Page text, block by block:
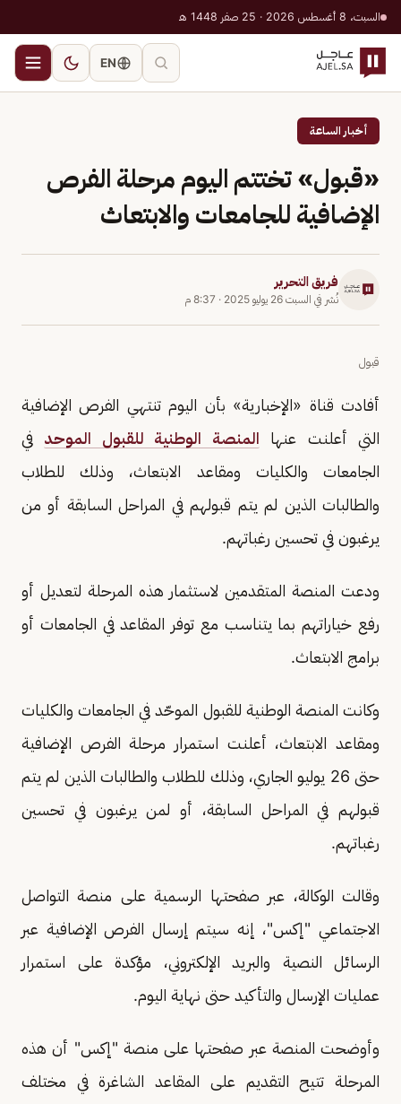
السبت، 8 أغسطس 2026 · 25 صفر 1448 هـ
EN
أخبار الساعة
«قبول» تختتم اليوم مرحلة الفرص
الإضافية للجامعات والابتعاث
فريق التحرير
نُشر في السبت 26 يوليو 2025 · 8:37 م
قبول
أفادت قناة «الإخبارية» بأن اليوم تنتهي الفرص الإضافية
التي أعلنت عنها المنصة الوطنية للقبول الموحد في
الجامعات والكليات ومقاعد الابتعاث، وذلك للطلاب
والطالبات الذين لم يتم قبولهم في المراحل السابقة أو من
يرغبون في تحسين رغباتهم.
ودعت المنصة المتقدمين لاستثمار هذه المرحلة لتعديل أو
رفع خياراتهم بما يتناسب مع توفر المقاعد في الجامعات أو
برامج الابتعاث.
وكانت المنصة الوطنية للقبول الموحّد في الجامعات والكليات
ومقاعد الابتعاث، أعلنت استمرار مرحلة الفرص الإضافية
حتى 26 يوليو الجاري، وذلك للطلاب والطالبات الذين لم يتم
قبولهم في المراحل السابقة، أو لمن يرغبون في تحسين
رغباتهم.
وقالت الوكالة، عبر صفحتها الرسمية على منصة التواصل
الاجتماعي "إكس"، إنه سيتم إرسال الفرص الإضافية عبر
الرسائل النصية والبريد الإلكتروني، مؤكدة على استمرار
عمليات الإرسال والتأكيد حتى نهاية اليوم.
وأوضحت المنصة عبر صفحتها على منصة "إكس" أن هذه
المرحلة تتيح التقديم على المقاعد الشاغرة في مختلف